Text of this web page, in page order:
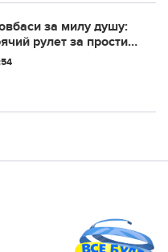
за милу душу:
рулет за простим
від зірки